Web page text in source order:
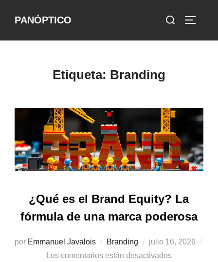
PANÓPTICO Buscar:
Etiqueta: Branding
¿Qué es el Brand Equity? La
fórmula de una marca poderosa
por Emmanuel Javalois Branding
Publicado
el
julio 16, 2026
Los comentarios están desactivados